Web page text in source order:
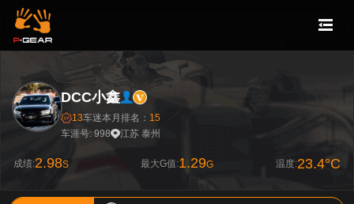
DCC小鑫
13车迷本月排名： 15
车涯号: 998
江苏 泰州
成绩:2.98S 最大G值:1.29G 温度:23.4°C